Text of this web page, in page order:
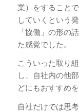
業）をすること
していくという
「協働」の形の
た感覚でした。
こういった取り
し、自社内の他
どにもおすすめ
自社だけでは思